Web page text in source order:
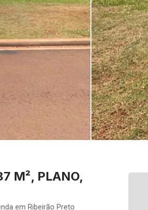
M², PLANO,
em Ribeirão Preto